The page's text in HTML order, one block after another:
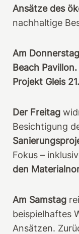
Ansätze des
nachhaltige
Am
Beach Pavillon.
Projekt Gleis 21.
Der Freitag
Besichtigung
Fokus –
den
Am Samstag
beispielhaftes
Ansätzen.